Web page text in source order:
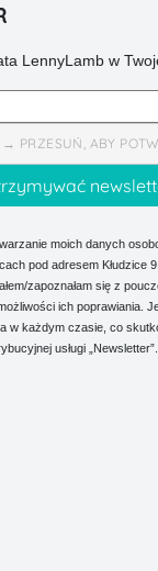
LennyLamb w
→ PRZESUŃ, ABY
moich danych
pod adresem Kłudzice
zapoznałam się z
ich poprawiania.
w każdym czasie, co
usługi „Newsletter”.